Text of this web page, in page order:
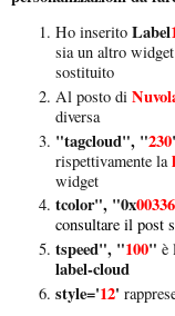
Ho inserito Label
sia un altro
sostituito
Al posto di
diversa
"tagcloud", "230
rispettivamente la
widget
tcolor", "0x
consultare il post
tspeed", "100" è
label-cloud
style='12'